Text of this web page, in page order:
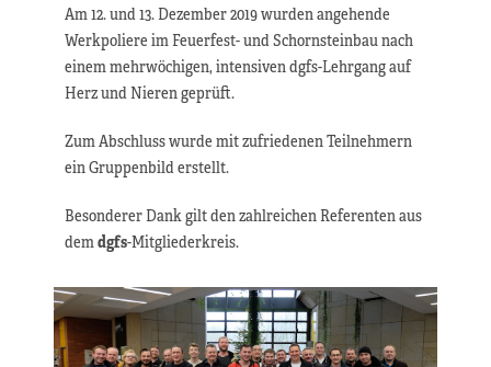
Am 12. und 13. Dezember 2019 wurden angehende
Werkpoliere im Feuerfest- und Schornsteinbau nach
einem mehrwöchigen, intensiven dgfs-Lehrgang auf
Herz und Nieren geprüft.
Zum Abschluss wurde mit zufriedenen Teilnehmern
ein Gruppenbild erstellt.
Besonderer Dank gilt den zahlreichen Referenten aus
demdgfs-Mitgliederkreis.